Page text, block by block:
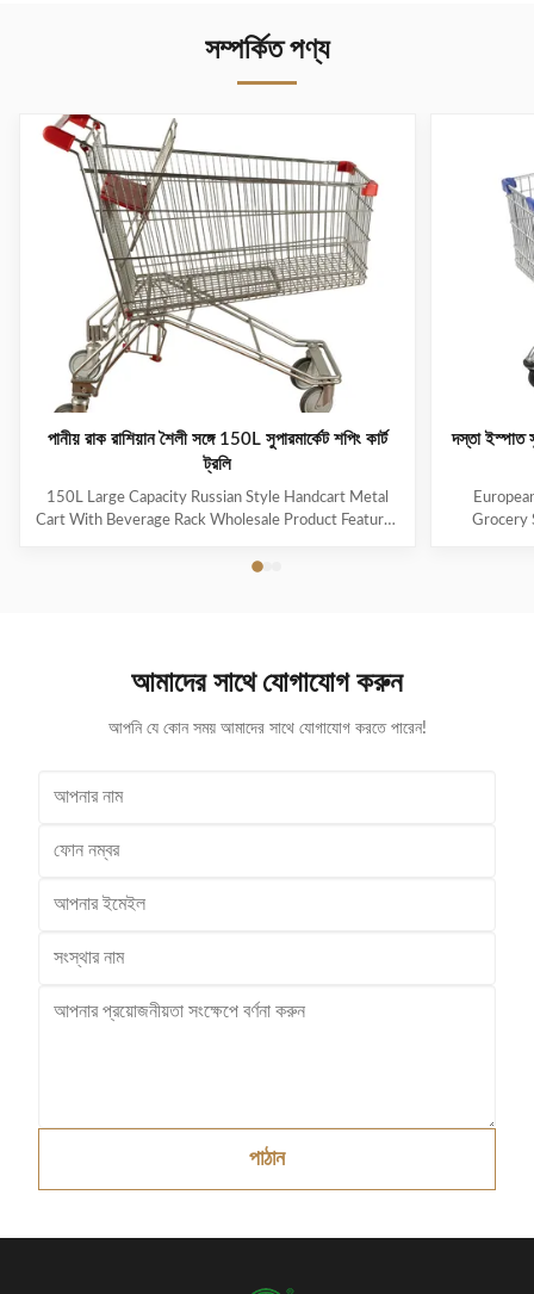
সম্পর্কিত পণ্য
পানীয় রাক রাশিয়ান শৈলী সঙ্গে 150L সুপারমার্কেট শপিং কার্ট
ট্রলি
150L Large Capacity Russian Style Handcart Metal
Cart With Beverage Rack Wholesale Product Features
which is high-quality and durable Europe and the
With a storage foundation, free up more space
দস্তা ইস্পাত
Grocery
আমাদের সাথে যোগাযোগ করুন
আপনি যে কোন সময় আমাদের সাথে যোগাযোগ করতে পারেন!
পাঠান